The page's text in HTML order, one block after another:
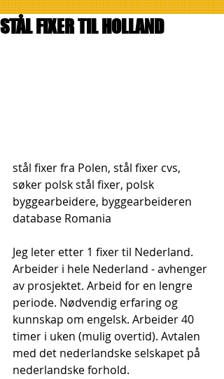
STÅL FIXER TIL HOLLAND
stål fixer fra Polen, stål fixer cvs,
søker polsk stål fixer, polsk
byggearbeidere, byggearbeideren
database Romania
Jeg leter etter 1 fixer til Nederland.
Arbeider i hele Nederland - avhenger
av prosjektet. Arbeid for en lengre
periode. Nødvendig erfaring og
kunnskap om engelsk. Arbeider 40
timer i uken (mulig overtid). Avtalen
med det nederlandske selskapet på
nederlandske forhold.